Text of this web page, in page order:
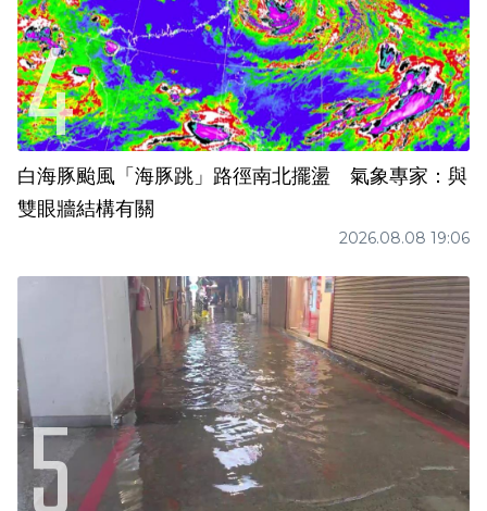
白海豚颱風「海豚跳」路徑南北擺盪 氣象專家：與
雙眼牆結構有關
2026.08.08 19:06